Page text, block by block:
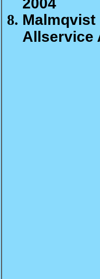
Malmqvist
Allservice